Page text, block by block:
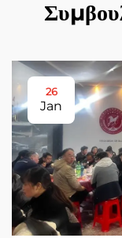
26
Jan